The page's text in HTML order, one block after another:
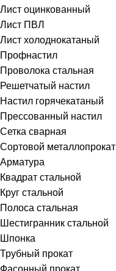
Лист оцинкованный
Лист ПВЛ
Лист холоднокатаный
Профнастил
Проволока стальная
Решетчатый настил
Настил горячекатаный
Прессованный настил
Сетка сварная
Сортовой металлопрокат
Арматура
Квадрат стальной
Круг стальной
Полоса стальная
Шестигранник стальной
Шпонка
Трубный прокат
Фасонный прокат